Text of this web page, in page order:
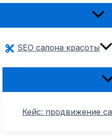
SEO салона красоты
Кейс: продвижение